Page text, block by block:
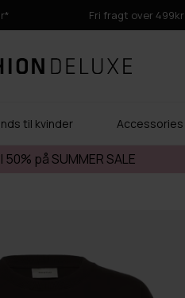
Fri fragt over 499kr
til kvinder Accessories
på SUMMER SALE